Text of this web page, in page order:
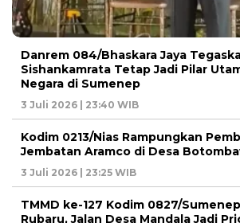
Danrem 084/Bhaskara Jaya
Sishankamrata Tetap Jadi Pilar
Negara di Sumenep
3 Juli 2026 | 23:40 WIB
Kodim 0213/Nias Rampungkan
Jembatan Aramco di Desa
3 Juli 2026 | 23:25 WIB
TMMD ke-127 Kodim 0827/
Rubaru, Jalan Desa Mandala Jadi